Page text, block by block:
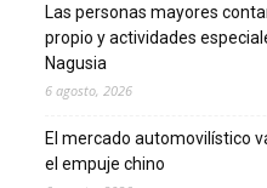
Las personas mayores
propio y actividades
Nagusia
6 agosto, 2026
El mercado automovilístico
el empuje chino